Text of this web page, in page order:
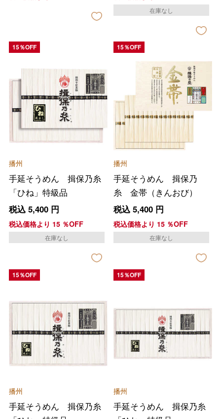
在庫なし
15％OFF
播州
手延そうめん 揖保乃糸
「ひね」特級品
税込 5,400円
税込価格より 15％OFF
在庫なし
15％OFF
播州
手延そうめん 揖保乃
糸 金帯（きんおび）
税込 5,400円
税込価格より 15％OFF
在庫なし
15％OFF
播州
手延そうめん 揖保乃糸
15％OFF
播州
手延そうめん 揖保乃糸